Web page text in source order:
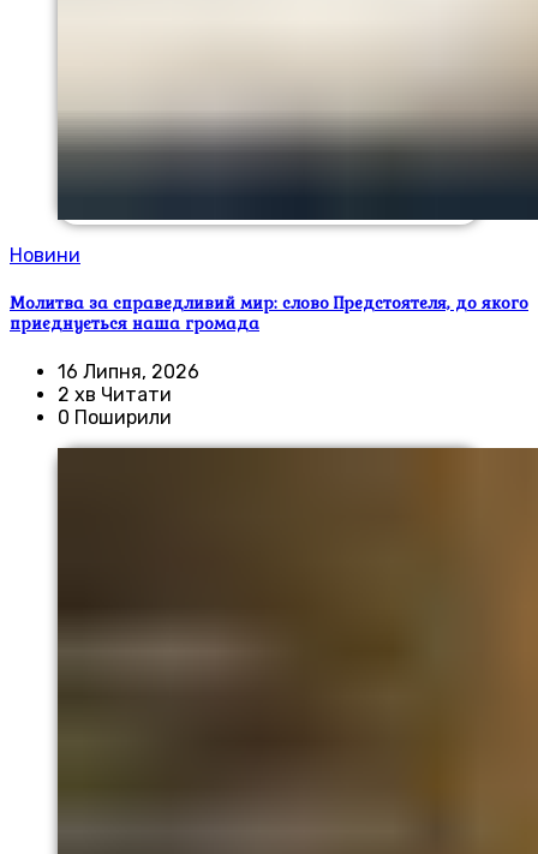
Новини
Молитва за справедливий мир: слово Предстоятеля, до якого
приєднується наша громада
16 Липня, 2026
2 хв Читати
0 Поширили